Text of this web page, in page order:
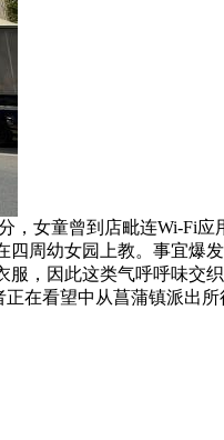
女童曾到店毗连Wi-Fi应
周幼女园上教。事宜爆
，因此这类气呼呼味交
看望中从菖蒲镇派出所